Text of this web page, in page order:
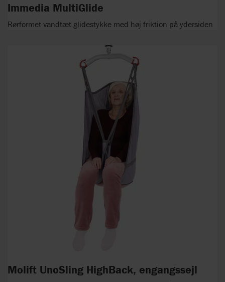
Immedia MultiGlide
Rørformet vandtæt glidestykke med høj friktion på ydersiden
Molift UnoSling HighBack, engangssejl